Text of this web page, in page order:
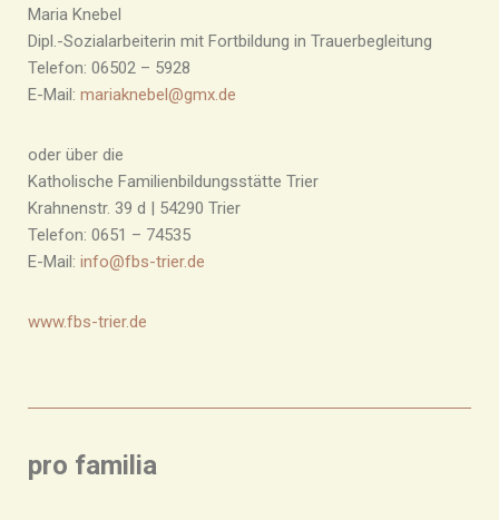
Maria Knebel
Dipl.-Sozialarbeiterin mit Fortbildung in Trauerbegleitung
Telefon: 06502 – 5928
E-Mail: mariaknebel@gmx.de
oder über die
Katholische Familienbildungsstätte Trier
Krahnenstr. 39 d | 54290 Trier
Telefon: 0651 – 74535
E-Mail: info@fbs-trier.de
www.fbs-trier.de
pro familia